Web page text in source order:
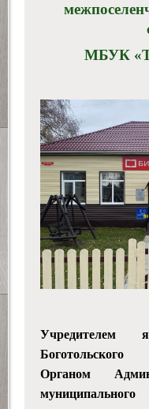
МБУК
Учредителем
Боготольского
Органом
муниципального